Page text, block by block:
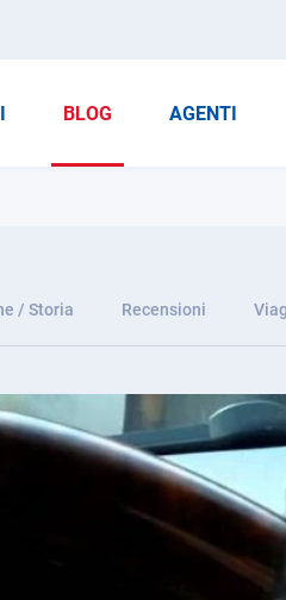
BLOG AGENTI
/ Storia Recensioni